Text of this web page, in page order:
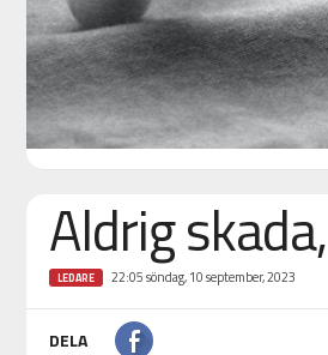
Aldrig
LEDARE 22:05 söndag, 10 september, 2023
DELA